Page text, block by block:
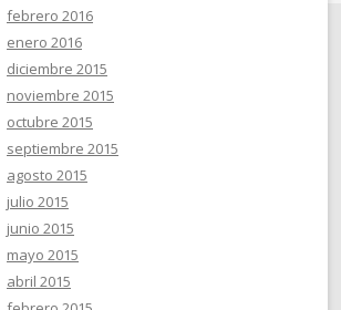
febrero 2016
enero 2016
diciembre 2015
noviembre 2015
octubre 2015
septiembre 2015
agosto 2015
julio 2015
junio 2015
mayo 2015
abril 2015